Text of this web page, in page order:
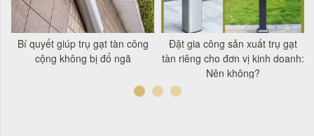
Bí quyết giúp trụ gạt tàn công
cộng không bị đổ ngã
Đặt gia công sản xuất trụ gạt
tàn riêng cho đơn vị kinh doanh:
Nên không?